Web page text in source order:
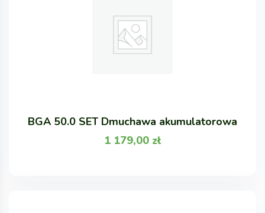
BGA 50.0 SET Dmuchawa akumulatorowa
1 179,00 zł